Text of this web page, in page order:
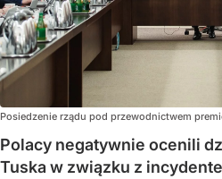
Posiedzenie rządu pod przewodnictwem
Polacy negatywnie ocenili
Tuska w związku z